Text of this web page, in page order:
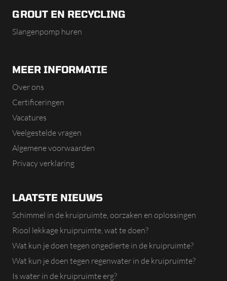
GROUT EN RECYCLING
Slangenpomp huren
MEER INFORMATIE
Over ons
Certificeringen
Vacatures
Veelgestelde vragen
Algemene voorwaarden
Privacy verklaring
LAATSTE NIEUWS
Schimmel in de kruipruimte, oorzaken en oplossingen
Riool lekkage kruipruimte, wat te doen?
Wat kun je doen tegen ongedierte in de kruipruimte?
Wat kun je doen tegen regenwater in de kruipruimte?
Is water in de kruipruimte erg?